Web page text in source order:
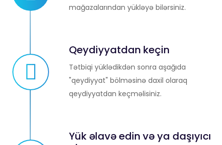
mağazalarından yükləyə bilərsiniz.
Qeydiyyatdan keçin
Tətbiqi yüklədikdən sonra aşağıda
"qeydiyyat" bölməsinə daxil olaraq
qeydiyyatdan keçməlisiniz.
Yük əlavə edin və ya daşıyıcı